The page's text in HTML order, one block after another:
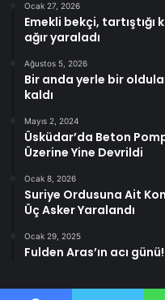
Ocak 27, 2026
Emekli bekçi,
ağır yaraladı
Ağustos 5, 2026
Bir anda yerle bir
kaldı
Mayıs 2, 2024
Üsküdar’da Beton
Üzerine Yine Devrildi
Ocak 8, 2026
Suriye Ordusuna Ait
Üç Asker Yaralandı
Ocak 29, 2025
Fulden Aras’ın acı